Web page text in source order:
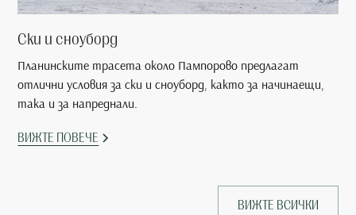
Ски и сноуборд
Планинските трасета около Пампорово предлагат
отлични условия за ски и сноуборд, както за начинаещи,
така и за напреднали.
ВИЖТЕ ПОВЕЧЕ
ВИЖТЕ ВСИЧКИ